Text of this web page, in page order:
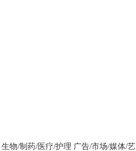
生物/制药/医疗/护理 广告/市场/媒体/